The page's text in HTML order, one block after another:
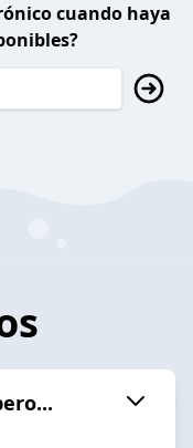
cuando haya